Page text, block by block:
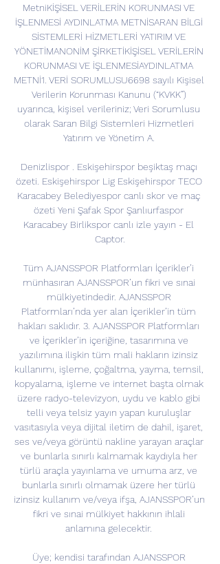
MetniKİŞİSEL VERİLERİN KORUNMASI VE
İŞLENMESİ AYDINLATMA METNİSARAN BİLGİ
SİSTEMLERİ HİZMETLERİ YATIRIM VE
YÖNETİMANONİM ŞİRKETİKİŞİSEL VERİLERİN
KORUNMASI VE İŞLENMESİAYDINLATMA
METNİ1. VERİ SORUMLUSU6698 sayılı Kişisel
Verilerin Korunması Kanunu (“KVKK”)
uyarınca, kişisel verileriniz; Veri Sorumlusu
olarak Saran Bilgi Sistemleri Hizmetleri
Yatırım ve Yönetim A.
Denizlispor . Eskişehirspor beşiktaş maçı
özeti. Eskişehirspor Lig Eskişehirspor TECO
Karacabey Belediyespor canlı skor ve maç
özeti Yeni Şafak Spor Şanlıurfaspor
Karacabey Birlikspor canlı izle yayın - El
Captor.
Tüm AJANSSPOR Platformları İçerikler’i
münhasıran AJANSSPOR’un fikri ve sınai
mülkiyetindedir. AJANSSPOR
Platformları’nda yer alan İçerikler’in tüm
hakları saklıdır. 3. AJANSSPOR Platformları
ve İçerikler’in içeriğine, tasarımına ve
yazılımına ilişkin tüm mali hakların izinsiz
kullanımı, işleme, çoğaltma, yayma, temsil,
kopyalama, işleme ve internet başta olmak
üzere radyo-televizyon, uydu ve kablo gibi
telli veya telsiz yayın yapan kuruluşlar
vasıtasıyla veya dijital iletim de dahil, işaret,
ses ve/veya görüntü nakline yarayan araçlar
ve bunlarla sınırlı kalmamak kaydıyla her
türlü araçla yayınlama ve umuma arz, ve
bunlarla sınırlı olmamak üzere her türlü
izinsiz kullanım ve/veya ifşa, AJANSSPOR’un
fikri ve sınai mülkiyet hakkının ihlali
anlamına gelecektir.
Üye; kendisi tarafından AJANSSPOR